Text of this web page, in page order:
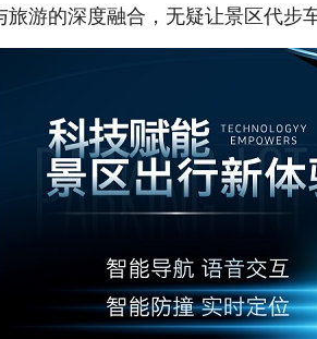
旅游的深度融合，无疑让景区代步